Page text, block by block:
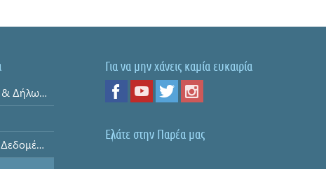
Όροι και Προϋποθέσεις & Δήλωση Απορρήτου
Ασφάλεια Προσωπικών Δεδομένων
Για να μην χάνεις καμία ευκαιρία
Ελάτε στην Παρέα μας